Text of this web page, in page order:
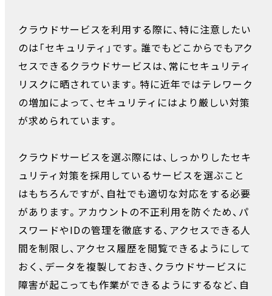
クラウドサービスを利用する際に、特に注意したい
のは「セキュリティ」です。誰でもどこからでもアク
セスできるクラウドサービスは、常にセキュリティ
リスクに晒されています。特に近年ではテレワーク
の増加によって、セキュリティにはより厳しい対策
が求められています。
クラウドサービスを選ぶ際には、しっかりしたセキ
ュリティ対策を採用しているサービスを選ぶこと
はもちろんですが、自社でも適切な対応をする必要
があります。アカウントの不正利用を防ぐため、パ
スワードやIDの管理を徹底する、アクセスできる人
間を制限し、アクセス履歴を閲覧できるようにして
おく、データを複製しておき、クラウドサービスに
障害が起こっても作業ができるようにするなど、自